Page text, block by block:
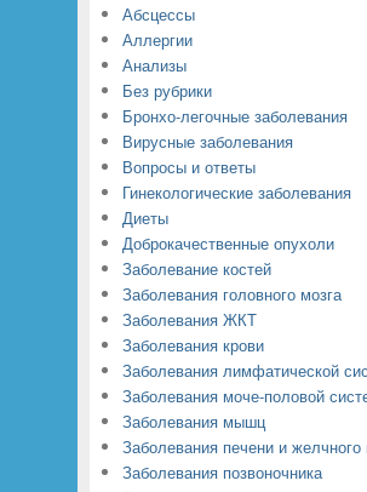
Абсцессы
Аллергии
Анализы
Без рубрики
Бронхо-легочные заболевания
Вирусные заболевания
Вопросы и ответы
Гинекологические заболевания
Диеты
Доброкачественные опухоли
Заболевание костей
Заболевания головного мозга
Заболевания ЖКТ
Заболевания крови
Заболевания лимфатической
Заболевания моче-половой
Заболевания мышц
Заболевания печени и желчного
Заболевания позвоночника